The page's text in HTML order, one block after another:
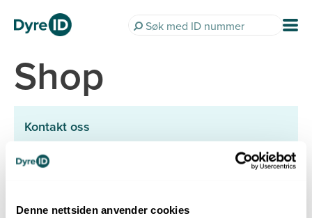
Denne nettsiden anvender cookies
Shop
Kontakt oss
Telefon 22 99 11 30
Send melding
Åpningstider telefon